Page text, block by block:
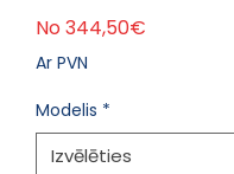
No 344,50€
Ar PVN
Modelis *
Izvēlēties